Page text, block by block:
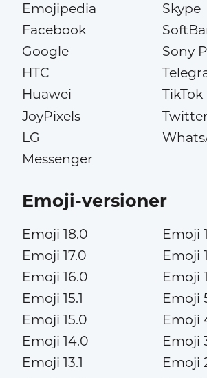
Emojipedia
Facebook
Google
HTC
Huawei
JoyPixels
LG
Messenger
Skype
Sony
TikTok
Emoji-versioner
Emoji 18.0
Emoji 17.0
Emoji 16.0
Emoji 15.1
Emoji 15.0
Emoji 14.0
Emoji 13.1
Emoji
Emoji
Emoji
Emoji
Emoji
Emoji
Emoji